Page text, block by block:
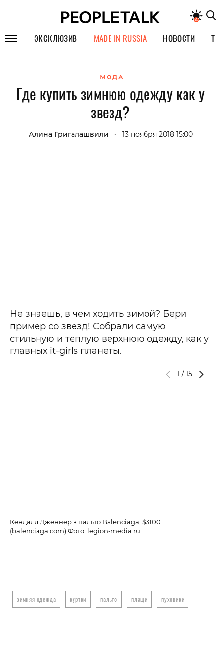
ЭКСКЛЮЗИВ
ИНТЕРВЬЮ
MADE IN RUSSIA НОВОСТИ
МОДА
Где купить зимнюю одежду как у
звезд?
Алина Григалашвили • 13 ноября 2018 15:00
Не знаешь, в чем ходить зимой? Бери
пример со звезд! Собрали самую
стильную и теплую верхнюю одежду, как у
главных it-girls планеты.
1 / 15
Кендалл Дженнер в пальто Balenciaga, $3100
(balenciaga.com) Фото: legion-media.ru
зимняя одежда куртки пальто плащи пуховики